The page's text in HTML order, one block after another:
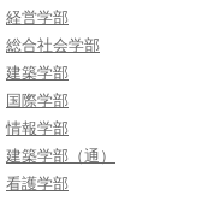
経営学部
総合社会学部
建築学部
国際学部
情報学部
建築学部（通）
看護学部